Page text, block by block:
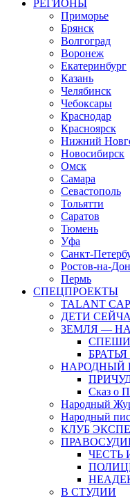
РЕГИОНЫ
Приморье
Брянск
Волгоград
Воронеж
Екатеринбург
Казань
Челябинск
Чебоксары
Краснодар
Красноярск
Нижний
Новосибирск
Омск
Самара
Севастополь
Тольятти
Саратов
Тюмень
Уфа
Санкт-
Ростов-на-
Пермь
СПЕЦПРОЕКТЫ
TALANT
ДЕТИ
ЗЕМЛЯ —
НАРОДНЫЙ
Сказ о
Народный
Народный
КЛУБ
ЧЕСТЬ
В СТУДИИ